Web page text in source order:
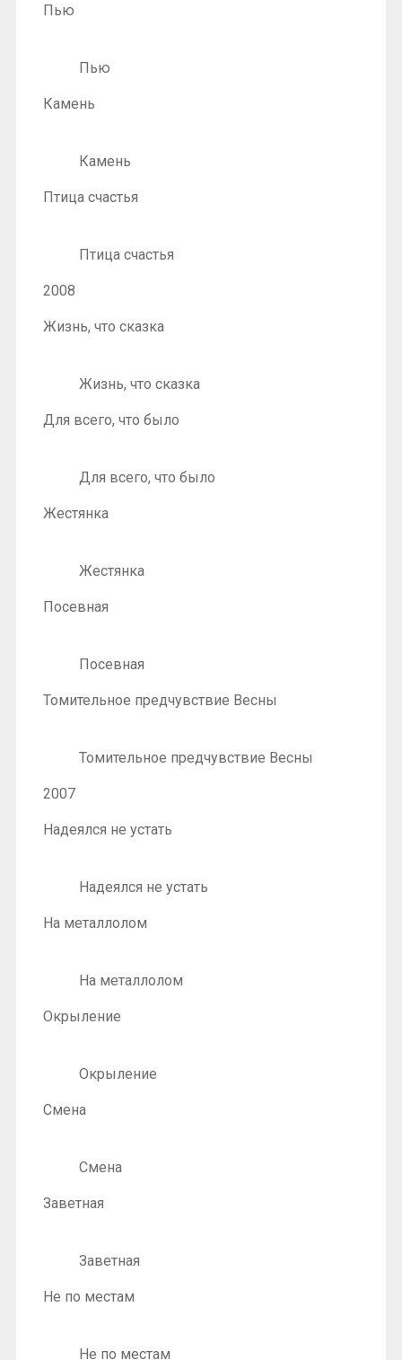
Пью
Пью
Камень
Камень
Птица счастья
Птица счастья
2008
Жизнь, что сказка
Жизнь, что сказка
Для всего, что было
Для всего, что было
Жестянка
Жестянка
Посевная
Посевная
Томительное предчувствие Весны
Томительное предчувствие Весны
2007
Надеялся не устать
Надеялся не устать
На металлолом
На металлолом
Окрыление
Окрыление
Смена
Смена
Заветная
Заветная
Не по местам
Не по местам